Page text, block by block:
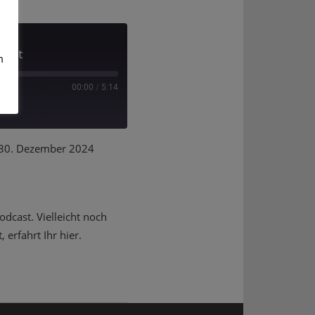
00:00 / 5:14
Dezember 2024
Vielleicht noch
erfahrt Ihr hier.